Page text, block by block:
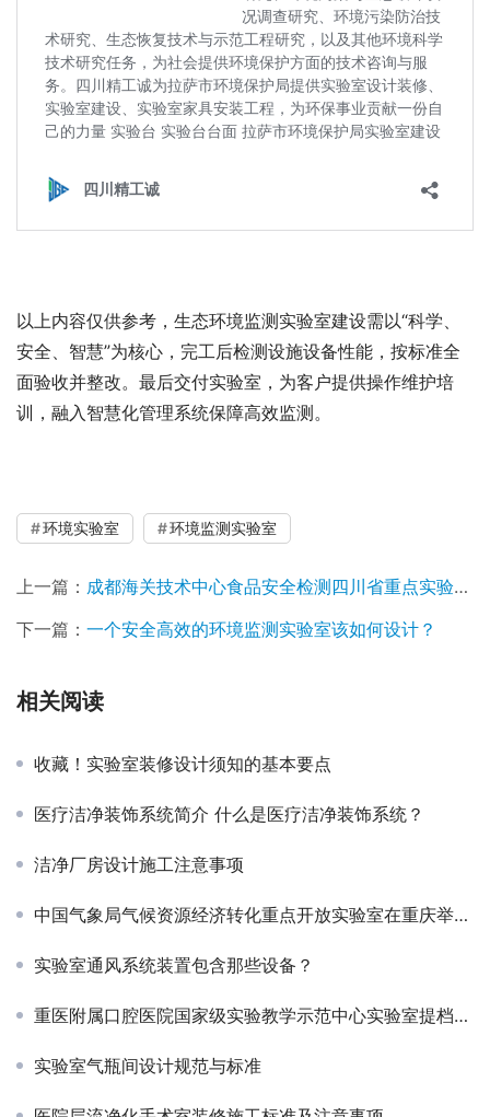
以上内容仅供参考，生态环境监测实验室建设需以“科学、
安全、智慧”为核心，完工后检测设施设备性能，按标准全
面验收并整改。最后交付实验室，为客户提供操作维护培
训，融入智慧化管理系统保障高效监测。
环境实验室 环境监测实验室
上一篇： 成都海关技术中心食品安全检测四川省重点实验室成功入选
下一篇： 一个安全高效的环境监测实验室该如何设计？
相关阅读
收藏！实验室装修设计须知的基本要点
医疗洁净装饰系统简介 什么是医疗洁净装饰系统？
洁净厂房设计施工注意事项
中国气象局气候资源经济转化重点开放实验室在重庆举行揭牌仪式
实验室通风系统装置包含那些设备？
重医附属口腔医院国家级实验教学示范中心实验室提档升级
实验室气瓶间设计规范与标准